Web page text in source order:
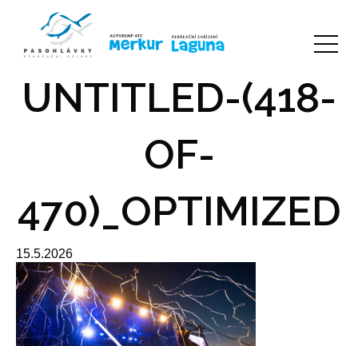
UNTITLED-(418-
OF-
470)_OPTIMIZED
15.5.2026